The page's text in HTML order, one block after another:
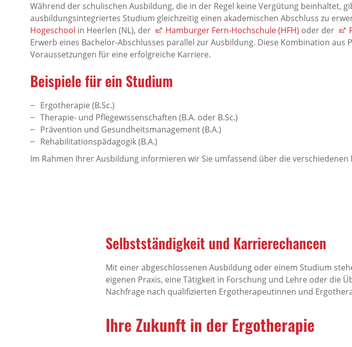
Während der schulischen Ausbildung, die in der Regel keine Vergütung beinhaltet,
ausbildungsintegriertes Studium gleichzeitig einen akademischen Abschluss zu
Hogeschool in Heerlen (NL), der Hamburger Fern-Hochschule (HFH) oder der
Erwerb eines Bachelor-Abschlusses parallel zur Ausbildung. Diese Kombination aus
Voraussetzungen für eine erfolgreiche Karriere.
Beispiele für ein Studium
Ergotherapie (B.Sc.)
Therapie- und Pflegewissenschaften (B.A. oder B.Sc.)
Prävention und Gesundheitsmanagement (B.A.)
Rehabilitationspädagogik (B.A.)
Im Rahmen Ihrer Ausbildung informieren wir Sie umfassend über die verschiedenen
Selbstständigkeit und Karrierechancen
Mit einer abgeschlossenen Ausbildung oder einem Studium
eigenen Praxis, eine Tätigkeit in Forschung und Lehre oder die
Nachfrage nach qualifizierten Ergotherapeutinnen und
Ihre Zukunft in der Ergotherapie